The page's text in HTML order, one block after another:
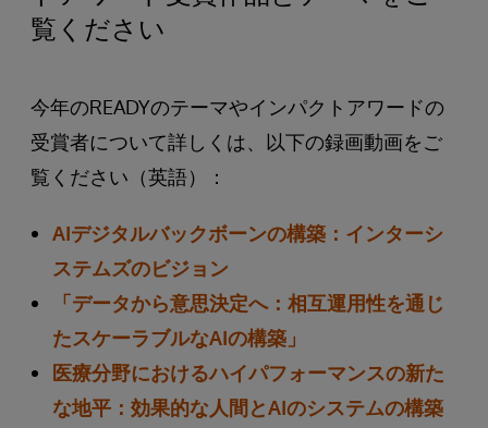
覧ください
今年のREADYのテーマやインパクトアワードの
受賞者について詳しくは、以下の録画動画をご
覧ください（英語）：
AIデジタルバックボーンの構築：インターシ
ステムズのビジョン
「データから意思決定へ：相互運用性を通じ
たスケーラブルなAIの構築」
医療分野におけるハイパフォーマンスの新た
な地平：効果的な人間とAIのシステムの構築